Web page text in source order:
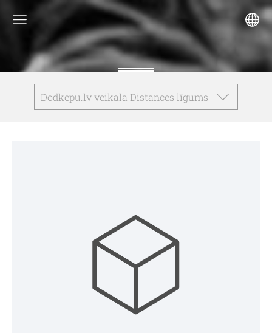
Dodkepu.lv veikala Distances līgums